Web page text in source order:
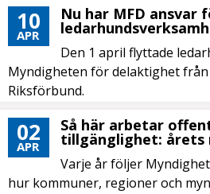
10
APR
Nu har MFD ansvar
Den 1 april flyttade
Myndigheten för delaktighet från
Riksförbund.
02
APR
Så här arbetar
tillgänglighet: årets
Varje år följer
hur kommuner, regioner och